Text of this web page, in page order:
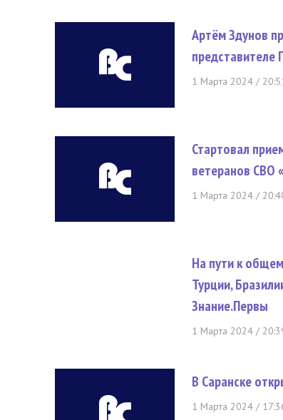
Артём Здунов
представителе
1 Марта 2024 /
Стартовал
ветеранов СВО
1 Марта 2024 /
На пути к
Турции,
Знание.Первы
1 Марта 2024 /
В Саранске
1 Марта 2024 /